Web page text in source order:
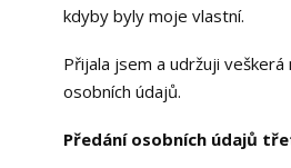
kdyby byly moje vlastní.
Přijala jsem a udržuji
osobních údajů.
Předání osobních údajů